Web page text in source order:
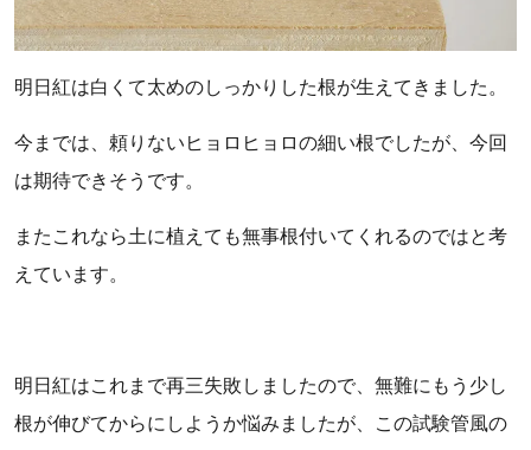
明日紅は白くて太めのしっかりした根が生えてきました。
今までは、頼りないヒョロヒョロの細い根でしたが、今回
は期待できそうです。
またこれなら土に植えても無事根付いてくれるのではと考
えています。
明日紅はこれまで再三失敗しましたので、無難にもう少し
根が伸びてからにしようか悩みましたが、この試験管風の